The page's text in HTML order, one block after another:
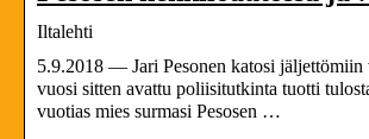
Iltalehti
5.9.2018 — Jari Pesonen katosi jäljettömiin
vuosi sitten avattu poliisitutkinta tuotti
vuotias mies surmasi Pesosen …